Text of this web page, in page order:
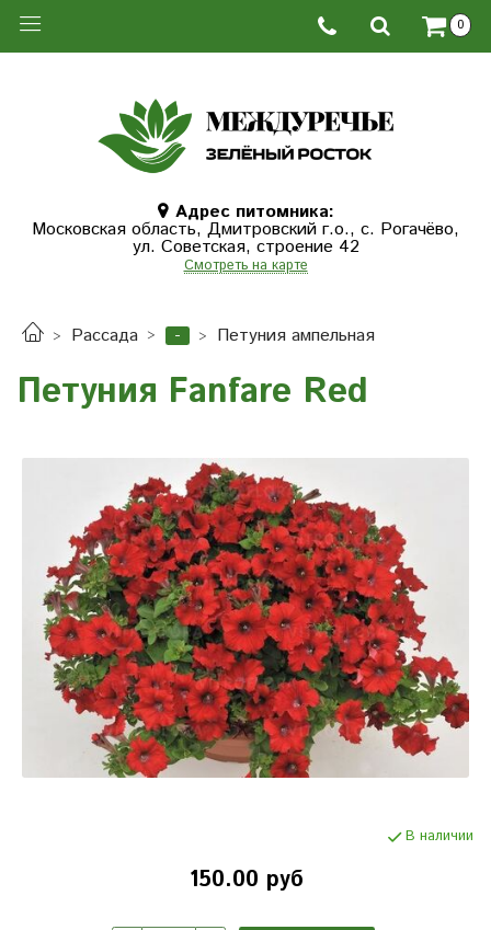
0
Адрес питомника:
Московская область, Дмитровcкий г.о., с. Рогачёво,
ул. Советская, строение 42
Смотреть на карте
Рассада - Петуния ампельная
Петуния Fanfare Red
В наличии
150.00 руб